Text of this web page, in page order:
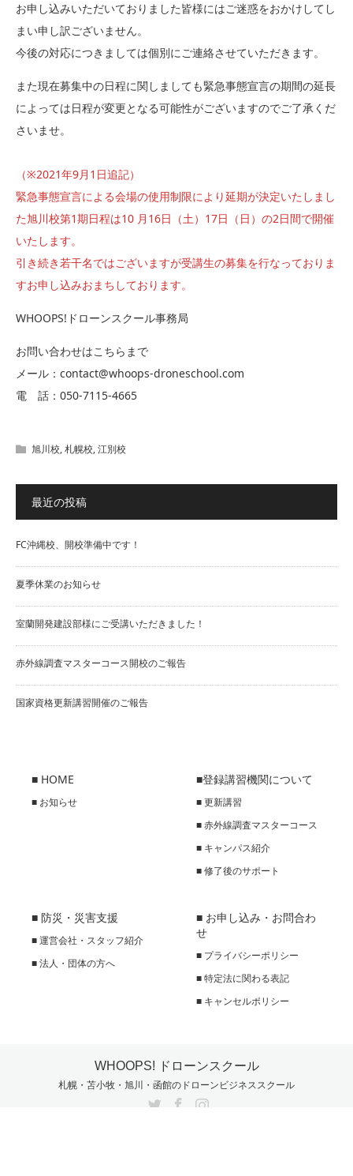
お申し込みいただいておりました皆様にはご迷惑をおかけしてし
まい申し訳ございません。
今後の対応につきましては個別にご連絡させていただきます。
また現在募集中の日程に関しましても緊急事態宣言の期間の延長
によっては日程が変更となる可能性がございますのでご了承くだ
さいませ。
（※2021年9月1日追記）
緊急事態宣言による会場の使用制限により延期が決定いたしまし
た旭川校第1期日程は10 月16日（土）17日（日）の2日間で開催
いたします。
引き続き若干名ではございますが受講生の募集を行なっておりま
すお申し込みおまちしております。
WHOOPS!ドローンスクール事務局
お問い合わせはこちらまで
メール：contact@whoops-droneschool.com
電 話：050-7115-4665
旭川校,札幌校,江別校
最近の投稿
FC沖縄校、開校準備中です！
夏季休業のお知らせ
室蘭開発建設部様にご受講いただきました！
赤外線調査マスターコース開校のご報告
国家資格更新講習開催のご報告
■ HOME
■ お知らせ
■登録講習機関について
■ 更新講習
■ 赤外線調査マスターコース
■ キャンパス紹介
■ 修了後のサポート
■ 防災・災害支援
■ 運営会社・スタッフ紹介
■ 法人・団体の方へ
■ お申し込み・お問合わ
せ
■ プライバシーポリシー
■ 特定法に関わる表記
■ キャンセルポリシー
WHOOPS! ドローンスクール
札幌・苫小牧・旭川・函館のドローンビジネススクール